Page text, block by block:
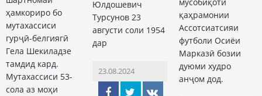
ҳамкориро бо
мутахассиси
гурҷӣ-белгиягӣ
Гела Шекиладзе
тамдид кард.
Мутахассиси 53-
сола аз моҳи
Юлдошевич
Турсунов 23
августи соли 1954
дар
23.08.2024
мусобиқоти
қаҳрамонии
Ассотсиатсияи
футболи Осиёи
Марказӣ бозии
дуюми худро
анҷом дод.